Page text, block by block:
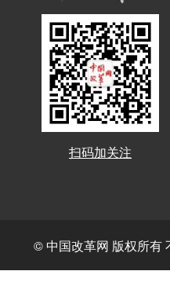
扫码加关注
© 中国改革网 版权所有